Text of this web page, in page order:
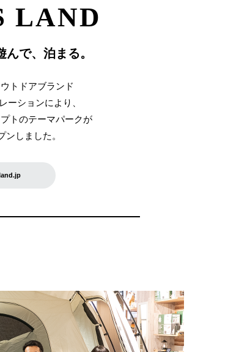
LAND
で、泊まる。
トドアブランド
ーションにより、
トのテーマパークが
ンしました。